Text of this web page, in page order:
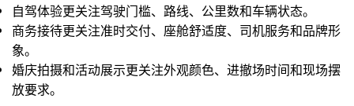
自驾体验更关注驾驶门槛、路线、公里数和车辆状态。
商务接待更关注准时交付、座舱舒适度、司机服务和品牌形
象。
婚庆拍摄和活动展示更关注外观颜色、进撤场时间和现场摆
放要求。